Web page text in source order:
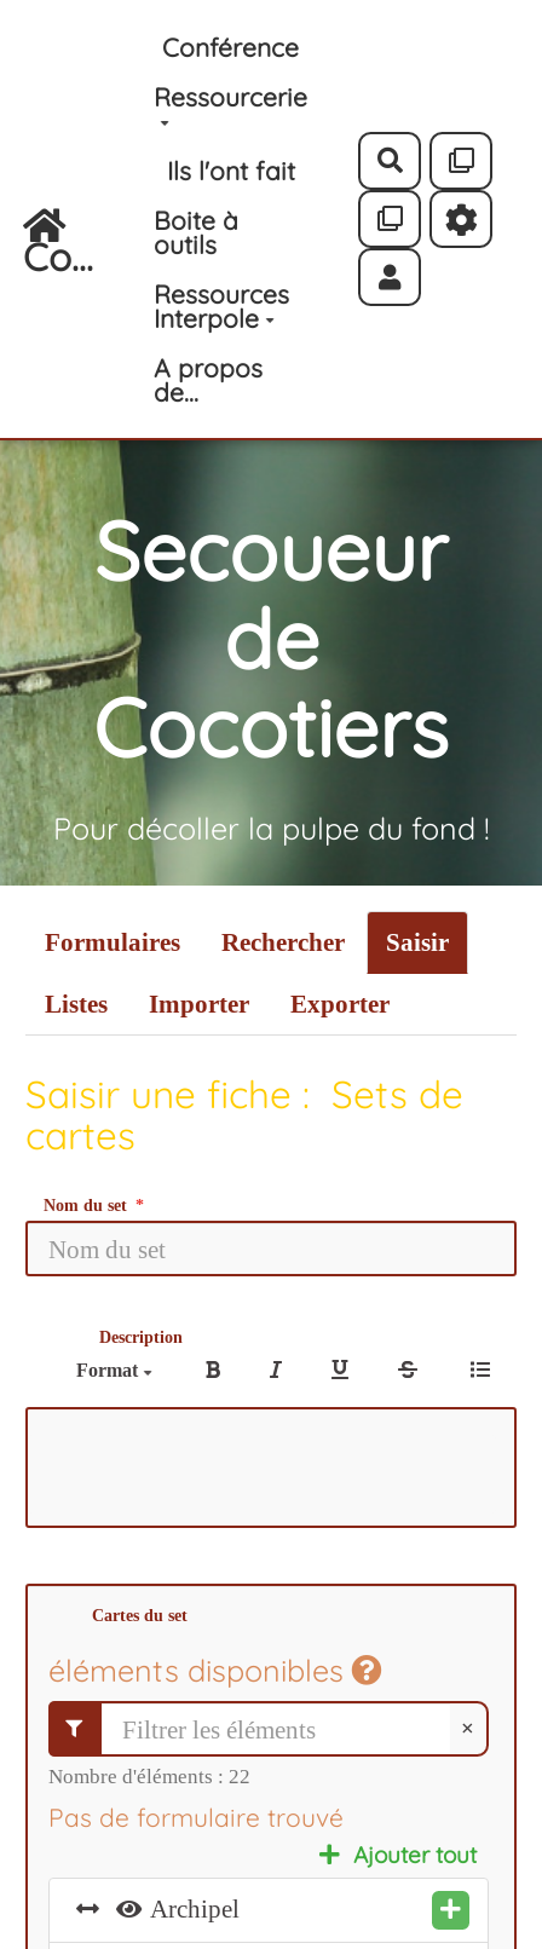
Aller au contenu principal
Co...
Conférence
Ressourcerie
Ils l'ont fait
Boite à
outils
Ressources
Interpole
A propos
de...
Rechercher
Secoueur
de
Cocotiers
Pour décoller la pulpe du fond !
Formulaires Rechercher Saisir
Listes Importer Exporter
Saisir une fiche : Sets de
cartes
Nom du set
Description
Format
Cartes du set
éléments disponibles
×
Nombre d'éléments : 22
Pas de formulaire trouvé
Ajouter tout
Archipel